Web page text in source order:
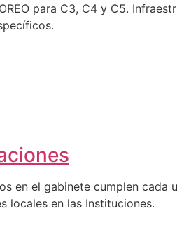
para C3, C4 y C5.
en el gabinete cumplen
locales en las Instituciones.